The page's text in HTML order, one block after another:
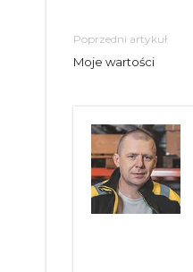
Poprzedni artykuł
Moje wartości